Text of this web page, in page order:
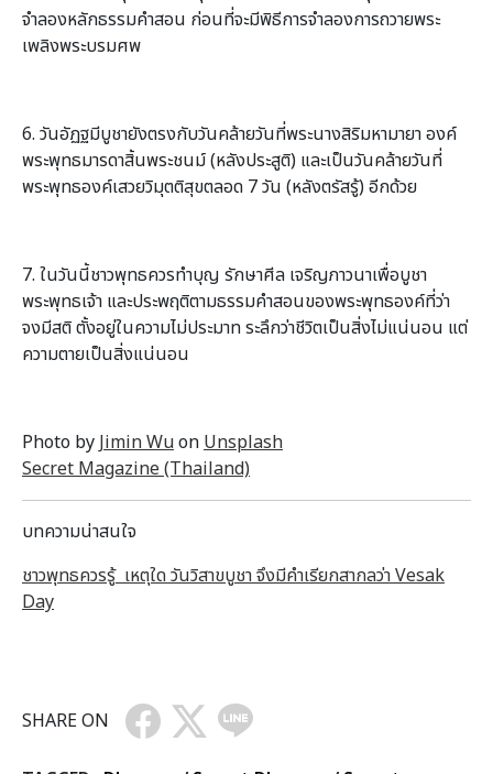
จำลองหลักธรรมคำสอน ก่อนที่จะมีพิธีการจำลองการถวายพระ
เพลิงพระบรมศพ
6. วันอัฏฐมีบูชายังตรงกับวันคล้ายวันที่พระนางสิริมหามายา องค์
พระพุทธมารดาสิ้นพระชนม์ (หลังประสูติ) และเป็นวันคล้ายวันที่
พระพุทธองค์เสวยวิมุตติสุขตลอด 7 วัน (หลังตรัสรู้) อีกด้วย
7. ในวันนี้ชาวพุทธควรทำบุญ รักษาศีล เจริญภาวนาเพื่อบูชา
พระพุทธเจ้า และประพฤติตามธรรมคำสอนของพระพุทธองค์ที่ว่า
จงมีสติ ตั้งอยู่ในความไม่ประมาท ระลึกว่าชีวิตเป็นสิ่งไม่แน่นอน แต่
ความตายเป็นสิ่งแน่นอน
Photo by Jimin Wuon Unsplash
Secret Magazine (Thailand)
บทความน่าสนใจ
ชาวพุทธควรรู้ เหตุใด วันวิสาขบูชา จึงมีคำเรียกสากลว่า Vesak
Day
SHARE ON